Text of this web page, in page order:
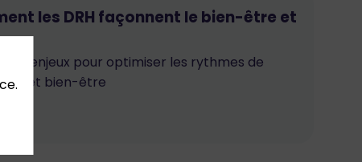
les DRH façonnent le bien-être et
les enjeux pour optimiser les rythmes de
et bien-être